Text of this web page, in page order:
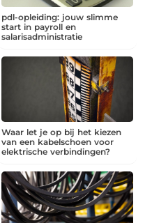
pdl-opleiding: jouw slimme
start in payroll en
salarisadministratie
Waar let je op bij het kiezen
van een kabelschoen voor
elektrische verbindingen?